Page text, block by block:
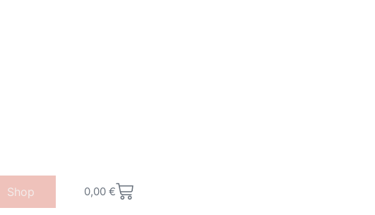
Shop 0,00 €